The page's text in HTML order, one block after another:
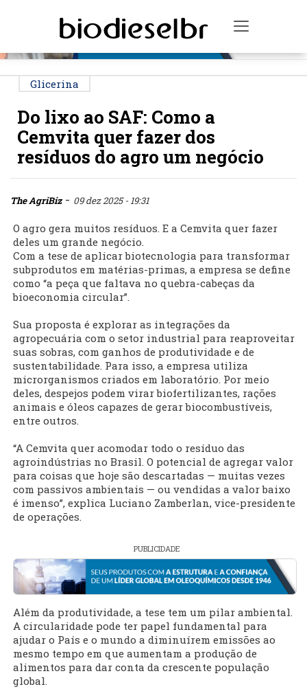
Toggle
Glicerina
Do lixo ao SAF: Como a
Cemvita quer fazer dos
resíduos do agro um negócio
The AgriBiz- 09 dez 2025 - 19:31
O agro gera muitos resíduos. E a Cemvita quer fazer
deles um grande negócio.
Com a tese de aplicar biotecnologia para transformar
subprodutos em matérias-primas, a empresa se define
como “a peça que faltava no quebra-cabeças da
bioeconomia circular”.
Sua proposta é explorar as integrações da
agropecuária com o setor industrial para reaproveitar
suas sobras, com ganhos de produtividade e de
sustentabilidade. Para isso, a empresa utiliza
microrganismos criados em laboratório. Por meio
deles, despejos podem virar biofertilizantes, rações
animais e óleos capazes de gerar biocombustíveis,
entre outros.
“A Cemvita quer acomodar todo o resíduo das
agroindústrias no Brasil. O potencial de agregar valor
para coisas que hoje são descartadas — muitas vezes
com passivos ambientais — ou vendidas a valor baixo
é imenso”, explica Luciano Zamberlan, vice-presidente
de operações.
PUBLICIDADE
Além da produtividade, a tese tem um pilar ambiental.
A circularidade pode ter papel fundamental para
ajudar o País e o mundo a diminuírem emissões ao
mesmo tempo em que aumentam a produção de
alimentos para dar conta da crescente população
global.